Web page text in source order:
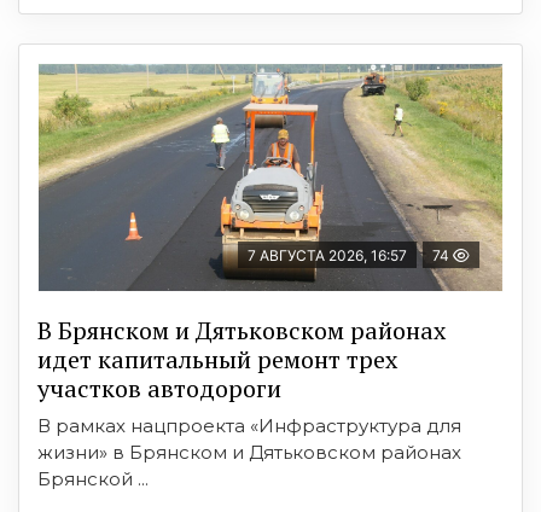
7 АВГУСТА 2026, 16:57 74
В Брянском и Дятьковском районах
идет капитальный ремонт трех
участков автодороги
В рамках нацпроекта «Инфраструктура для
жизни» в Брянском и Дятьковском районах
Брянской ...